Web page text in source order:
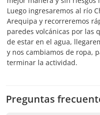
Luego ingresaremos al río
Arequipa y recorreremos
paredes volcánicas por las
de estar en el agua,
y nos cambiamos de ropa,
terminar la actividad.
Preguntas